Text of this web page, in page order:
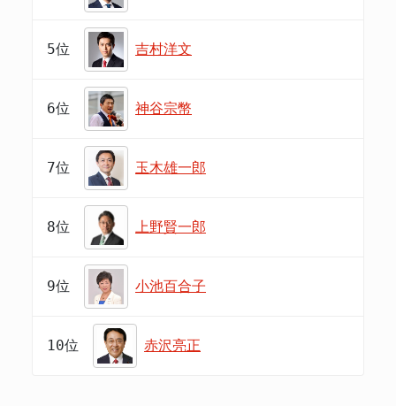
5位 吉村洋文
6位 神谷宗幣
7位 玉木雄一郎
8位 上野賢一郎
9位 小池百合子
10位 赤沢亮正